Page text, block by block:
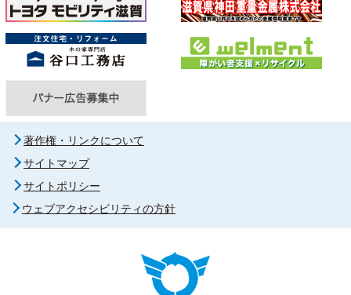
著作権・リンクについて
サイトマップ
サイトポリシー
ウェブアクセシビリティの方針